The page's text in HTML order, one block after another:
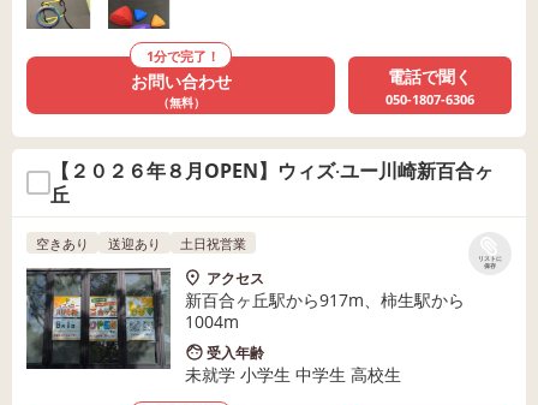
1分で完了！
お問い合わせ
（無料）
電話で聞く
050-1807-6306
【２０２６年８月OPEN】ウィズ‧ユー川崎新百合ヶ
丘
リストに
保存
空きあり 送迎あり 土日祝営業
アクセス
新百合ヶ丘駅から917m、柿生駅から
1004m
受入年齢
未就学 小学生 中学生 高校生